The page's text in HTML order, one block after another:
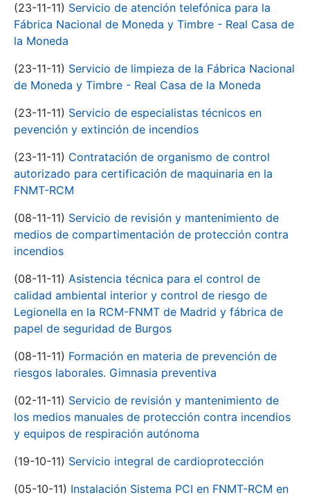
(23-11-11) Servicio de atención telefónica para la
Fábrica Nacional de Moneda y Timbre - Real Casa de
la Moneda
(23-11-11) Servicio de limpieza de la Fábrica Nacional
de Moneda y Timbre - Real Casa de la Moneda
(23-11-11) Servicio de especialistas técnicos en
pevención y extinción de incendios
(23-11-11) Contratación de organismo de control
autorizado para certificación de maquinaria en la
FNMT-RCM
(08-11-11) Servicio de revisión y mantenimiento de
medios de compartimentación de protección contra
incendios
(08-11-11) Asistencia técnica para el control de
calidad ambiental interior y control de riesgo de
Legionella en la RCM-FNMT de Madrid y fábrica de
papel de seguridad de Burgos
(08-11-11) Formación en materia de prevención de
riesgos laborales. Gimnasia preventiva
(02-11-11) Servicio de revisión y mantenimiento de
los medios manuales de protección contra incendios
y equipos de respiración autónoma
(19-10-11) Servicio integral de cardioprotección
(05-10-11) Instalación Sistema PCI en FNMT-RCM en